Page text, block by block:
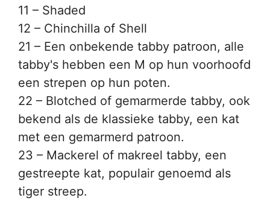
11 – Shaded
12 – Chinchilla of Shell
21 – Een onbekende tabby patroon, alle
tabby's hebben een M op hun voorhoofd
een strepen op hun poten.
22 – Blotched of gemarmerde tabby, ook
bekend als de klassieke tabby, een kat
met een gemarmerd patroon.
23 – Mackerel of makreel tabby, een
gestreepte kat, populair genoemd als
tiger streep.